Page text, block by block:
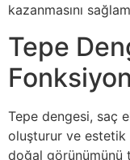
kazanmasını
Tepe
Tepe dengesi, saç
oluşturur ve estetik
doğal görünümünü